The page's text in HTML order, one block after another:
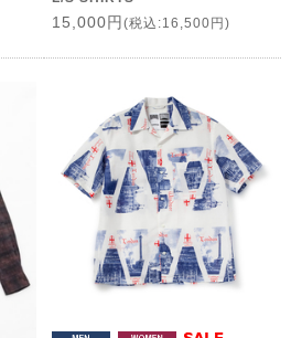
15,000円 (税込:16,500円)